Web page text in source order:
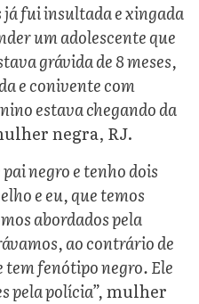
fui insultada e xingada
um adolescente que
grávida de 8 meses,
e conivente com
estava chegando da
negra, RJ.
negro e tenho dois
e eu, que temos
abordados pela
ao contrário de
fenótipo negro. Ele
pela polícia”,mulher